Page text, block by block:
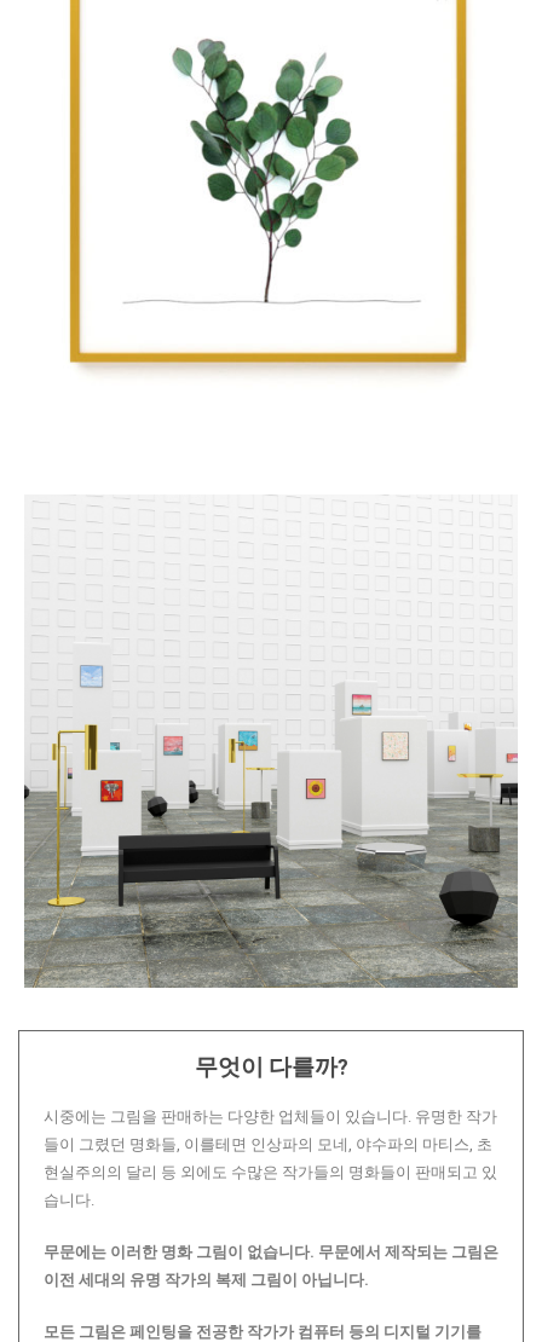
무엇이 다를까?
시중에는 그림을 판매하는 다양한 업체들이 있습니다. 유명한 작가
들이 그렸던 명화들, 이를테면 인상파의 모네, 야수파의 마티스, 초
현실주의의 달리 등 외에도 수많은 작가들의 명화들이 판매되고 있
습니다.
무문에는 이러한 명화 그림이 없습니다. 무문에서 제작되는 그림은
이전 세대의 유명 작가의 복제 그림이 아닙니다.
모든 그림은 페인팅을 전공한 작가가 컴퓨터 등의 디지털 기기를